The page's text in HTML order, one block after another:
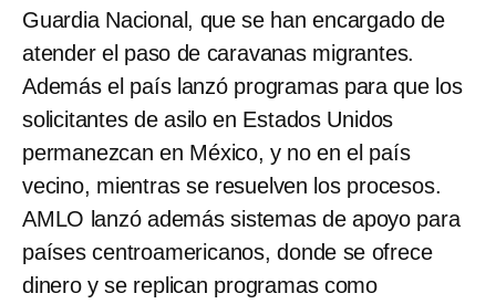
Guardia Nacional, que se han encargado de
atender el paso de caravanas migrantes.
Además el país lanzó programas para que los
solicitantes de asilo en Estados Unidos
permanezcan en México, y no en el país
vecino, mientras se resuelven los procesos.
AMLO lanzó además sistemas de apoyo para
países centroamericanos, donde se ofrece
dinero y se replican programas como